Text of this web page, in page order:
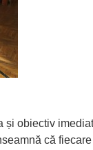
și obiectiv
că